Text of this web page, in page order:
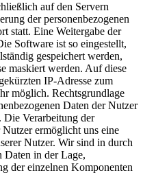
auf den Servern
der personenbezogenen
statt. Eine Weitergabe der
Software ist so eingestellt,
gespeichert werden,
maskiert werden. Auf diese
IP-Adresse zum
möglich. Rechtsgrundlage
Daten der Nutzer
Verarbeitung der
Nutzer ermöglicht uns eine
Nutzer. Wir sind in durch
Daten in der Lage,
der einzelnen Komponenten